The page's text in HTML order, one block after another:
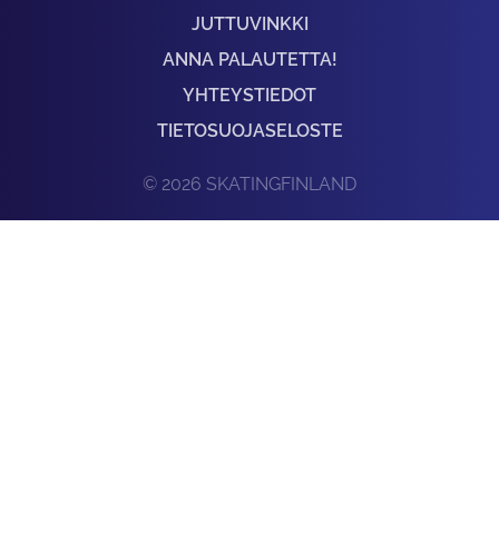
JUTTUVINKKI
ANNA PALAUTETTA!
YHTEYSTIEDOT
TIETOSUOJASELOSTE
© 2026 SKATINGFINLAND